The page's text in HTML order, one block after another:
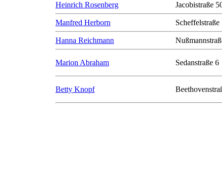
Heinrich Rosenberg Jacobistraße
Manfred Herborn Scheffelstraße
Hanna Reichmann
Marion Abraham Sedanstraße 6
Betty Knopf